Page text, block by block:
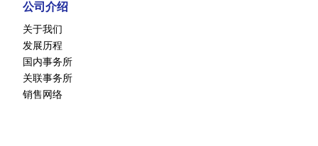
公司介绍
关于我们
发展历程
国内事务所
关联事务所
销售网络